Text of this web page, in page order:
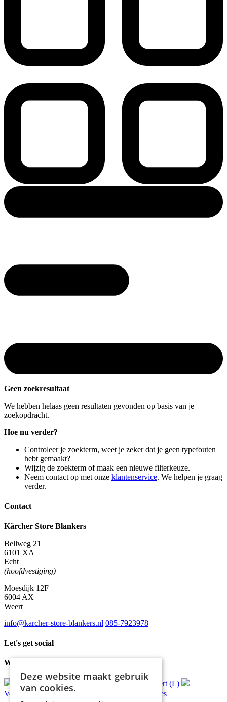
Geen zoekresultaat
We hebben helaas geen resultaten gevonden op basis van je
zoekopdracht.
Hoe nu verder?
Controleer je zoekterm, weet je zeker dat je geen typefouten
hebt gemaakt?
Wijzig de zoekterm of maak een nieuwe filterkeuze.
Neem contact op met onze klantenservice. We helpen je graag
verder.
Contact
Kärcher Store Blankers
Bellweg 21
6101 XA
Echt
(hoofdvestiging)
Moesdijk 12F
6004 AX
Weert
info@karcher-store-blankers.nl 085-7923978
Let's get social
Waar wij voor staan
bezorging*
Ophalen in Echt of Weert (L)
Verzonden binnen 48 uur* advies
Deze website maakt gebruik
van cookies.